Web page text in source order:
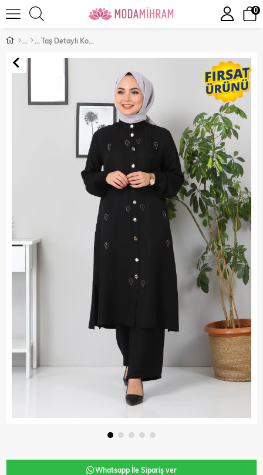
0
Taş Detaylı Kombin Siyah 10791
Whatsapp İle Sipariş ver